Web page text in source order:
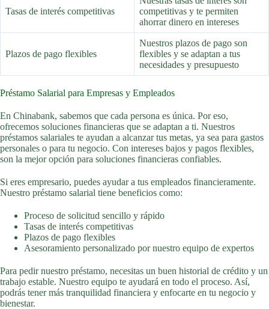
Tasas de interés competitivas
competitivas y te permiten
ahorrar dinero en intereses
Plazos de pago flexibles
Nuestros plazos de pago son
flexibles y se adaptan a tus
necesidades y presupuesto
Préstamo Salarial para Empresas y Empleados
En Chinabank, sabemos que cada persona es única. Por eso,
ofrecemos soluciones financieras que se adaptan a ti. Nuestros
préstamos salariales te ayudan a alcanzar tus metas, ya sea para gastos
personales o para tu negocio. Con intereses bajos y pagos flexibles,
son la mejor opción para soluciones financieras confiables.
Si eres empresario, puedes ayudar a tus empleados financieramente.
Nuestro préstamo salarial tiene beneficios como:
Proceso de solicitud sencillo y rápido
Tasas de interés competitivas
Plazos de pago flexibles
Asesoramiento personalizado por nuestro equipo de expertos
Para pedir nuestro préstamo, necesitas un buen historial de crédito y un
trabajo estable. Nuestro equipo te ayudará en todo el proceso. Así,
podrás tener más tranquilidad financiera y enfocarte en tu negocio y
bienestar.